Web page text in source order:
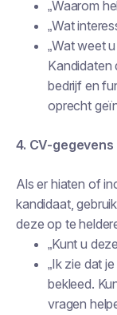
„Waarom
„Wat
„Wat weet
Kandidaten
bedrijf en
oprecht
4. CV-
Als er hiaten of
kandidaat,
deze op te
„Kunt u
„Ik zie dat
bekleed.
vragen